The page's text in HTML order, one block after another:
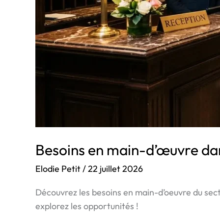
Besoins en main-d’œuvre
Elodie Petit/22 juillet 2026
Découvrez les besoins en main-d’oeuvre du
explorez les opportunités !